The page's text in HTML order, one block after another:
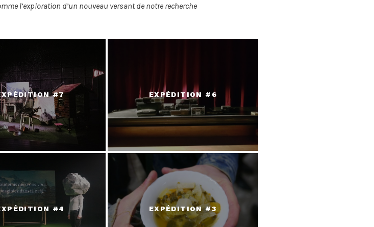
l’exploration d’un nouveau versant de notre recherche
#7 EXPÉDITION #6
#4 EXPÉDITION #3